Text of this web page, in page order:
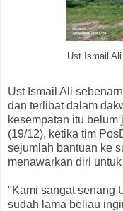
Ust Ismail
Ust Ismail Ali
dan terlibat dalam
kesempatan itu
(19/12), ketika tim
sejumlah bantuan ke
menawarkan diri untuk
"Kami sangat senang
sudah lama beliau